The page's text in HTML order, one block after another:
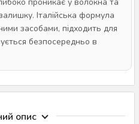
Італійська формула
засобами, підходить для
безпосередньо в
опис